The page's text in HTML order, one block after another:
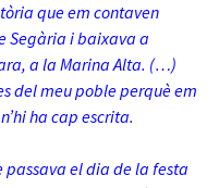
que em contaven
Segària i baixava a
a la Marina Alta. (…)
del meu poble perquè em
ha cap escrita.
el dia de la festa